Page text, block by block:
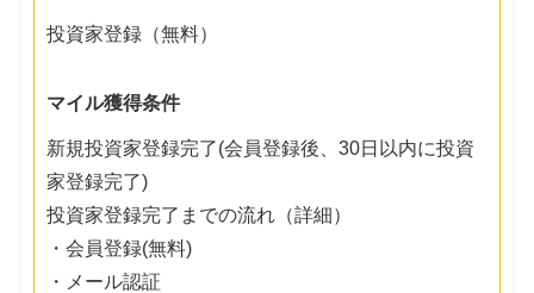
投資家登録（無料）
マイル獲得条件
新規投資家登録完了(会員登録後、30日以内に投資
家登録完了)
投資家登録完了までの流れ（詳細）
・会員登録(無料)
・メール認証